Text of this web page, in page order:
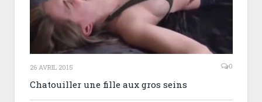
26 AVRIL 2015 0
Chatouiller une fille aux gros seins